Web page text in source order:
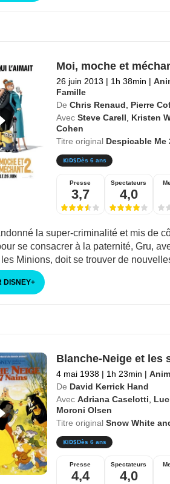
Moi, moche et
26 juin 2013 | 1h 38min |
Famille
De Chris Renaud
Pierre
Avec Steve Carell Kristen
Cohen
Titre original Despicable Me
Dès 6 ans
Presse
3,7
Spectateurs
4,0
la super-criminalité et mis de
se consacrer à la paternité, Gru,
Minions, doit se trouver de
DISNEY+
Blanche-Neige et les
4 mai 1938 | 1h 23min |
De David Kerrick Hand
Avec Adriana Caselotti
Moroni Olsen
Titre original Snow White
Dès 6 ans
Presse
4,4
Spectateurs
4,0